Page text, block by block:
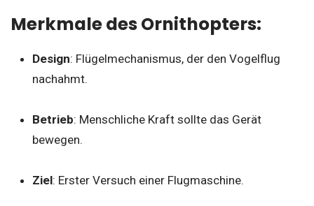
Merkmale des Ornithopters:
Design: Flügelmechanismus, der den Vogelflug
nachahmt.
Betrieb: Menschliche Kraft sollte das Gerät
bewegen.
Ziel: Erster Versuch einer Flugmaschine.